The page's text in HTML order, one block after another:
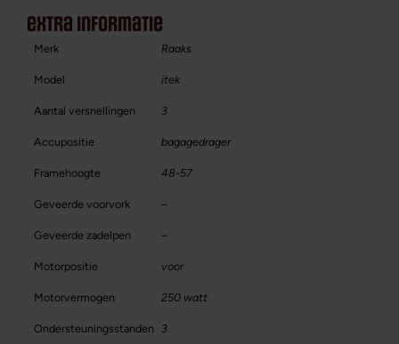
extra informatie
Merk Raaks
Model itek
Aantal versnellingen 3
Accupositie bagagedrager
Framehoogte 48-57
Geveerde voorvork –
Geveerde zadelpen –
Motorpositie voor
Motorvermogen 250 watt
Ondersteuningsstanden 3